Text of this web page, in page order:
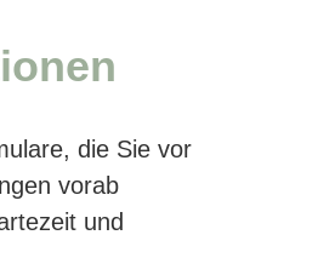
die Sie vor
vorab
und